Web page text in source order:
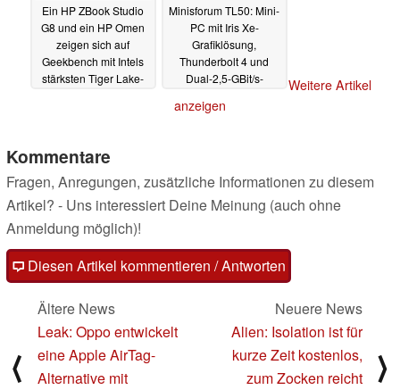
Ein HP ZBook Studio
G8 und ein HP Omen
zeigen sich auf
Geekbench mit Intels
stärksten Tiger Lake-
Minisforum TL50: Mini-
PC mit Iris Xe-
Grafiklösung,
Thunderbolt 4 und
Dual-2,5-GBit/s-
30.04.2021
Weitere Artikel
anzeigen
Kommentare
Fragen, Anregungen, zusätzliche Informationen zu diesem
Artikel? - Uns interessiert Deine Meinung (auch ohne
Anmeldung möglich)!
Diesen Artikel kommentieren / Antworten
⟨
Ältere News
Leak: Oppo entwickelt
eine Apple AirTag-
Alternative mit
Neuere News
Alien: Isolation ist für
kurze Zeit kostenlos,
zum Zocken reicht
⟩